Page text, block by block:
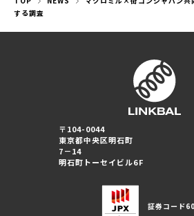
婚活パーティー（東京）
婚活パーティー（大阪）
PRIVACY POLICY
する調査
〒104-0044
東京都中央区明石町
7－14
明石町トーセイビル6F
証券コード